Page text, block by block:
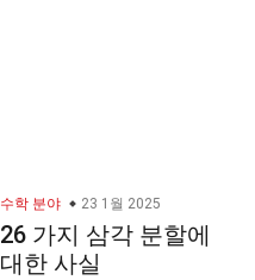
수학 분야 23 1월 2025
26 가지 삼각 분할에
대한 사실